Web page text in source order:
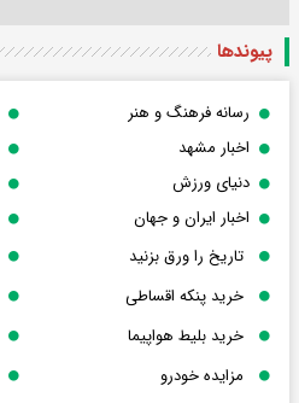
پیوندها
رسانه فرهنگ و هنر
اخبار مشهد
دنیای ورزش
اخبار ایران و جهان
تاریخ را ورق بزنید
خرید پنکه اقساطی
خرید بلیط هواپیما
مزایده خودرو